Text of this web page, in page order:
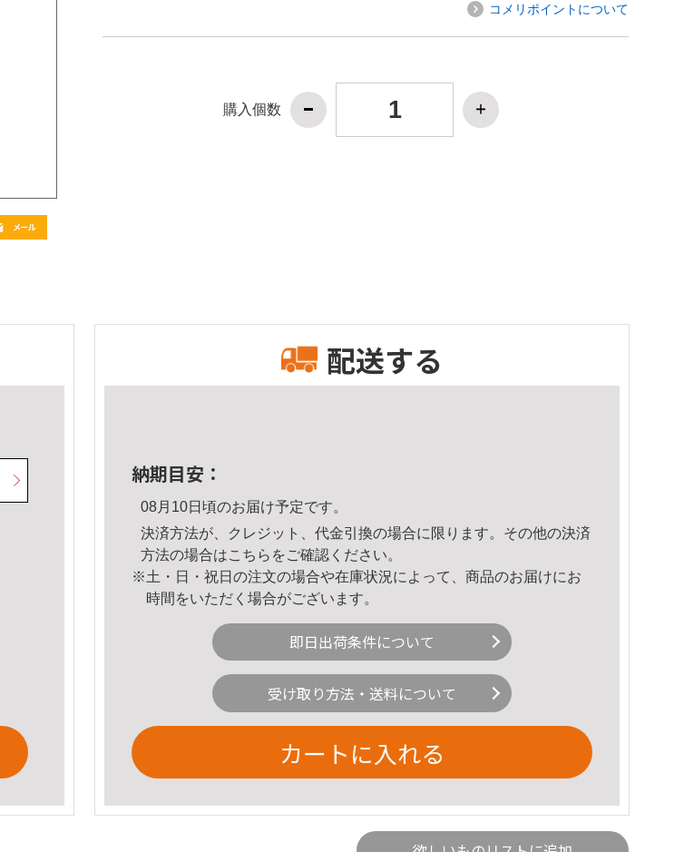
コメリポイントについて
購入個数
配送する
納期目安：
08月10日頃のお届け予定です。
決済方法が、クレジット、代金引換の場合に限ります。その他の決済
方法の場合はこちら をご確認ください。
※土・日・祝日の注文の場合や在庫状況によって、商品のお届けにお
時間をいただく場合がございます。
即日出荷条件について
受け取り方法・送料について
カートに入れる